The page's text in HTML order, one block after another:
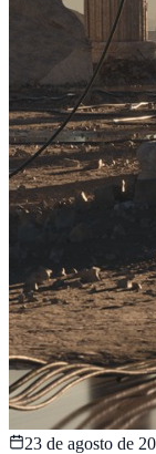
23 de agosto de